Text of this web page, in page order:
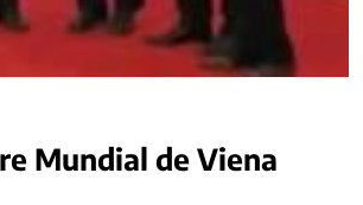
Mundial de Viena